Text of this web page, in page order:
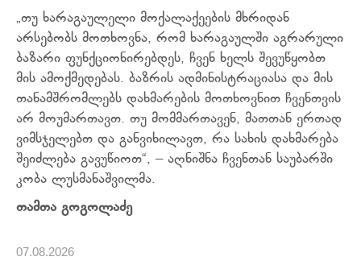
„თუ ხარაგაულელი მოქალაქეების მხრიდან
არსებობს მოთხოვნა, რომ ხარაგაულში აგრარული
ბაზარი ფუნქციონირებდეს, ჩვენ ხელს შევუწყობთ
მის ამოქმედებას. ბაზრის ადმინისტრაციასა და მის
თანამშრომლებს დახმარების მოთხოვნით ჩვენთვის
არ მოუმართავთ. თუ მომმართავენ, მათთან ერთად
ვიმსჯელებთ და განვიხილავთ, რა სახის დახმარება
შეიძლება გავუწიოთ“, – აღნიშნა ჩვენთან საუბარში
კობა ლუსმანაშვილმა.
თამთა გოგოლაძე
07.08.2026